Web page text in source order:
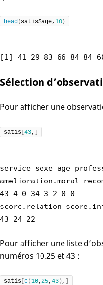
head( satis$age, 10 )
[1] 41 29 83 66 84 84
Sélection
Pour afficher une
satis 43,
service sexe age
amelioration.moral
43 4 0 34 3 2 0 0
score.relation
43 24 22
Pour afficher une liste
numéros 10,25 et 43 :
satis c(10, 25, 43 ) ,